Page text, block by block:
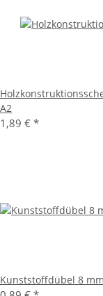
A2
1,89 € *
Kunststoffdübel 8 mm